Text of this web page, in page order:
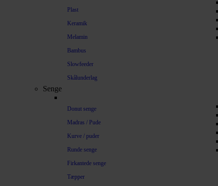
Plast
Keramik
Melamin
Bambus
Slowfeeder
Skålunderlag
Senge
Donut senge
Madras / Pude
Kurve / puder
Runde senge
Firkantede senge
Tæpper